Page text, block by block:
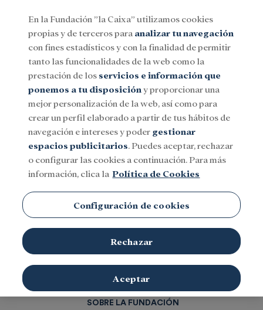
Menu
SocialInvestigación y becasCultura
Fiyi
Investigación y becas
Etiquetas
SOBRE LA FUNDACIÓN
En la Fundación ”la Caixa” utilizamos cookies
propias y de terceros para analizar tu navegación
con fines estadísticos y con la finalidad de permitir
tanto las funcionalidades de la web como la
prestación de los servicios e información que
ponemos a tu disposición y proporcionar una
mejor personalización de la web, así como para
crear un perfil elaborado a partir de tus hábitos de
navegación e intereses y poder gestionar
espacios publicitarios. Puedes aceptar, rechazar
o configurar las cookies a continuación. Para más
información, clica la Política de Cookies
Configuración de cookies
Rechazar
Aceptar